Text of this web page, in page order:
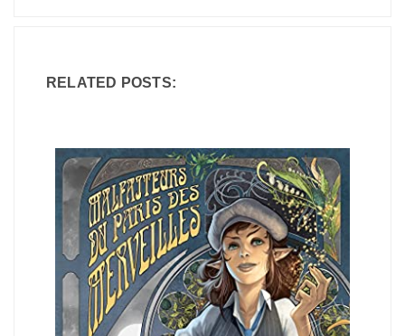
RELATED POSTS: